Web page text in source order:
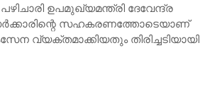
ഉപമുഖ്യമന്ത്രി ദേവേന്ദ്ര
സഹകരണത്തോടെയാണ്
വ്യക്തമാക്കിയതും തിരിച്ചടിയായി